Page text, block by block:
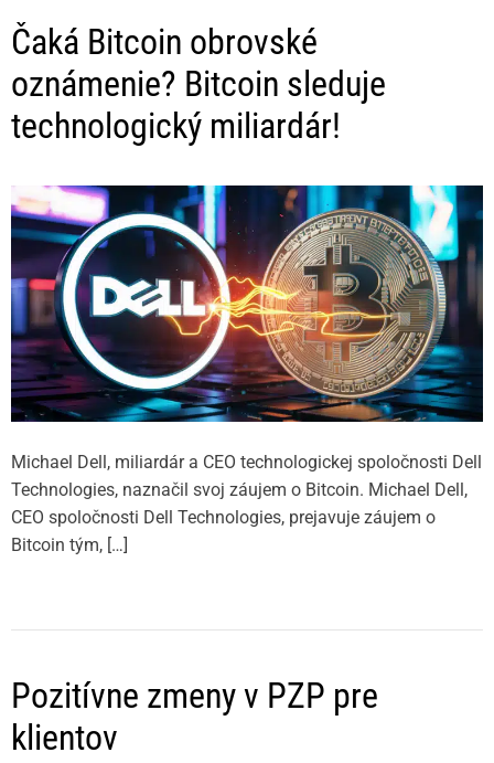
Čaká Bitcoin obrovské
oznámenie? Bitcoin sleduje
technologický miliardár!
Michael Dell, miliardár a CEO technologickej spoločnosti Dell
Technologies, naznačil svoj záujem o Bitcoin. Michael Dell,
CEO spoločnosti Dell Technologies, prejavuje záujem o
Bitcoin tým, […]
Pozitívne zmeny v PZP pre
klientov